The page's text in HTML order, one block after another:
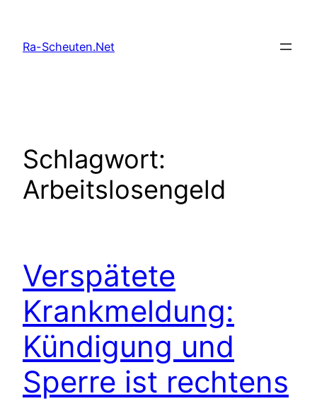
springen
Ra-Scheuten.Net
Schlagwort:
Arbeitslosengeld
Verspätete
Krankmeldung:
Kündigung und
Sperre ist rechtens